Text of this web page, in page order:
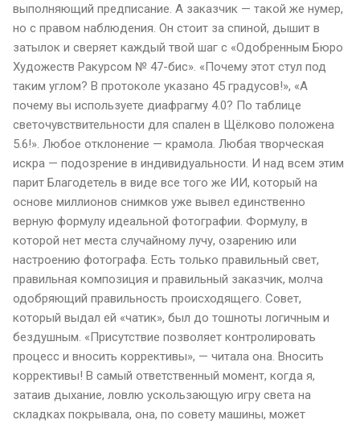
выполняющий предписание. А заказчик — такой же нумер,
но с правом наблюдения. Он стоит за спиной, дышит в
затылок и сверяет каждый твой шаг с «Одобренным Бюро
Художеств Ракурсом № 47-бис». «Почему этот стул под
таким углом? В протоколе указано 45 градусов!», «А
почему вы используете диафрагму 4.0? По таблице
светочувствительности для спален в Щёлково положена
5.6!». Любое отклонение — крамола. Любая творческая
искра — подозрение в индивидуальности. И над всем этим
парит Благодетель в виде все того же ИИ, который на
основе миллионов снимков уже вывел единственно
верную формулу идеальной фотографии. Формулу, в
которой нет места случайному лучу, озарению или
настроению фотографа. Есть только правильный свет,
правильная композиция и правильный заказчик, молча
одобряющий правильность происходящего. Совет,
который выдал ей «чатик», был до тошноты логичным и
бездушным. «Присутствие позволяет контролировать
процесс и вносить коррективы», — читала она. Вносить
коррективы! В самый ответственный момент, когда я,
затаив дыхание, ловлю ускользающую игру света на
складках покрывала, она, по совету машины, может